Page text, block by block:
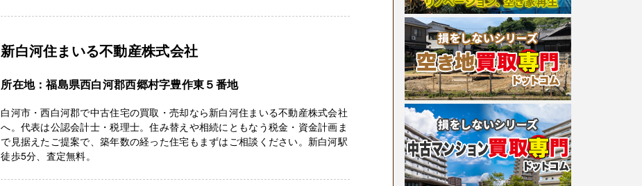
新白河住まいる不動産株式会社
所在地：福島県西白河郡西郷村字豊作東５番地
白河市・西白河郡で中古住宅の買取・売却なら新白河住まいる不動産株式会社
へ。代表は公認会計士・税理士。住み替えや相続にともなう税金・資金計画ま
で見据えたご提案で、築年数の経った住宅もまずはご相談ください。新白河駅
徒歩5分、査定無料。